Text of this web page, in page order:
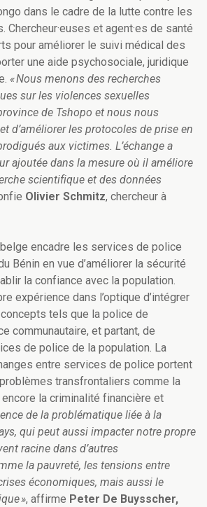
dans le cadre de la lutte contre les
et agent·es de santé
pour améliorer le suivi médical des
une aide psychosociale, juridique
« Nous menons des recherches
sur les violences sexuelles
de Tshopo et nous nous
d’améliorer les protocoles de prise en
aux victimes. L’échange a
ajoutée dans la mesure où il améliore
scientifique et des données
Olivier Schmitz, chercheur à
encadre les services de police
Bénin en vue d’améliorer la sécurité
la confiance avec la population.
expérience dans l’optique d’intégrer
tels que la police de
communautaire, et partant, de
de police de la population. La
entre services de police portent
transfrontaliers comme la
la criminalité financière et
de la problématique liée à la
qui peut aussi impacter notre propre
racine dans d’autres
la pauvreté, les tensions entre
économiques, mais aussi le
», affirme Peter De Buysscher,